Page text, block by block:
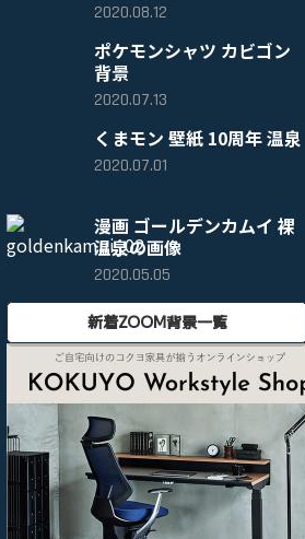
2020.08.12
ポケモンシャツ カビゴン
背景
2020.07.13
くまモン 壁紙 10周年 温泉
2020.07.01
漫画 ゴールデンカムイ 裸
温泉の画像
2020.05.05
新着ZOOM背景一覧